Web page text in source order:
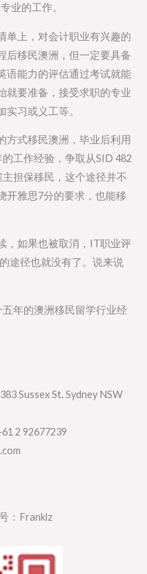
业的工作。
单上，对会计职业有兴趣的
后移民澳洲，但一定要具备
语能力的评估通过考试就能
就要准备，接受求职的专业
习或义工等。
方式移民澳洲，毕业后利用
工作经验，争取从SID 482
担保移民，这个途径并不
开雅思7分的要求，也能移
，如果也被取消，IT职业评
途径也就没有了。说来说
年的澳洲移民留学行业经
Sussex St. Sydney NSW
2 92677239
：Franklz